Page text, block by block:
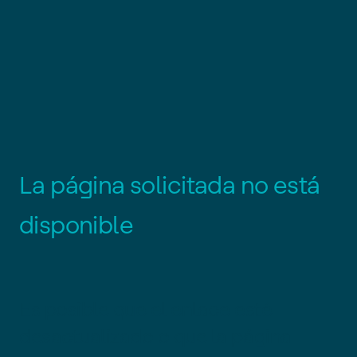
La página solicitada no está
disponible